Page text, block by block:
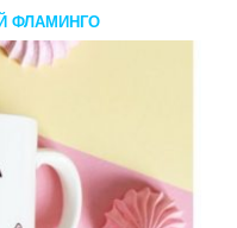
ФЛАМИНГО